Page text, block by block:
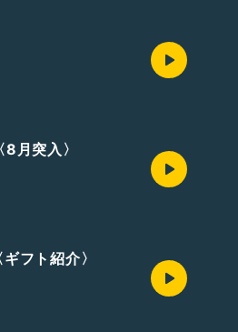
月突入〉
フト紹介〉